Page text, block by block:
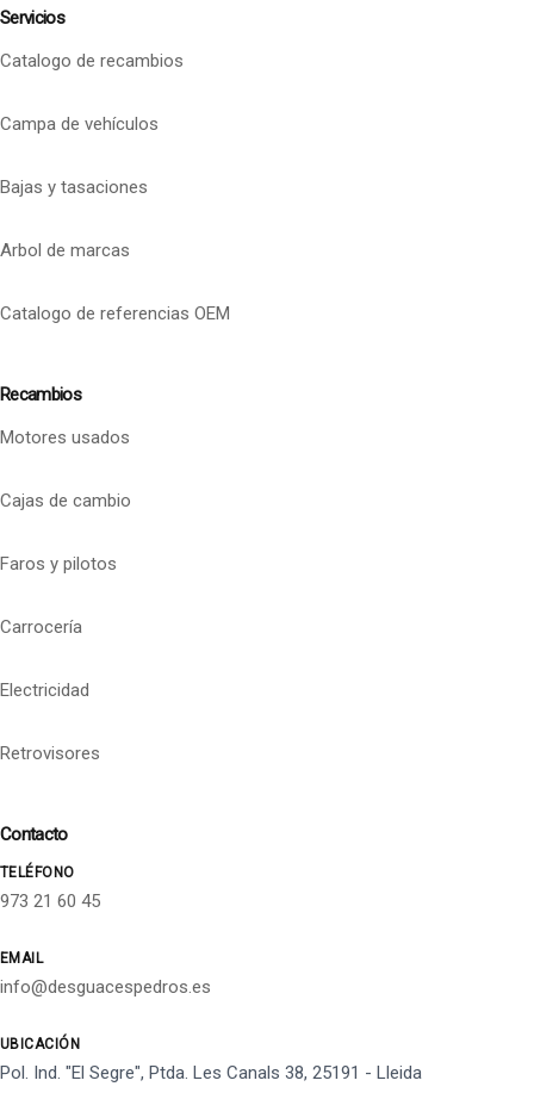
Servicios
Catalogo de recambios
Campa de vehículos
Bajas y tasaciones
Arbol de marcas
Catalogo de referencias OEM
Recambios
Motores usados
Cajas de cambio
Faros y pilotos
Carrocería
Electricidad
Retrovisores
Contacto
TELÉFONO
973 21 60 45
EMAIL
info@desguacespedros.es
UBICACIÓN
Pol. Ind. "El Segre", Ptda. Les Canals 38, 25191 - Lleida